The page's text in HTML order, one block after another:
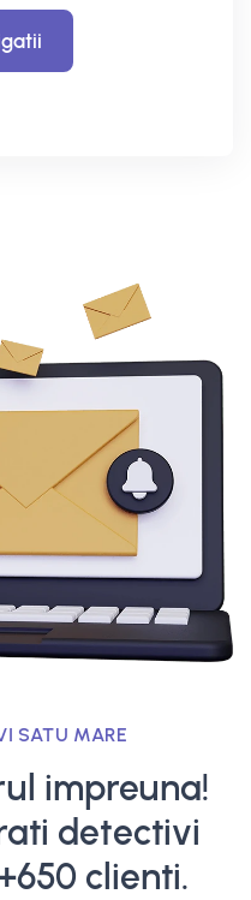
SATU MARE
impreuna!
detectivi
clienti.